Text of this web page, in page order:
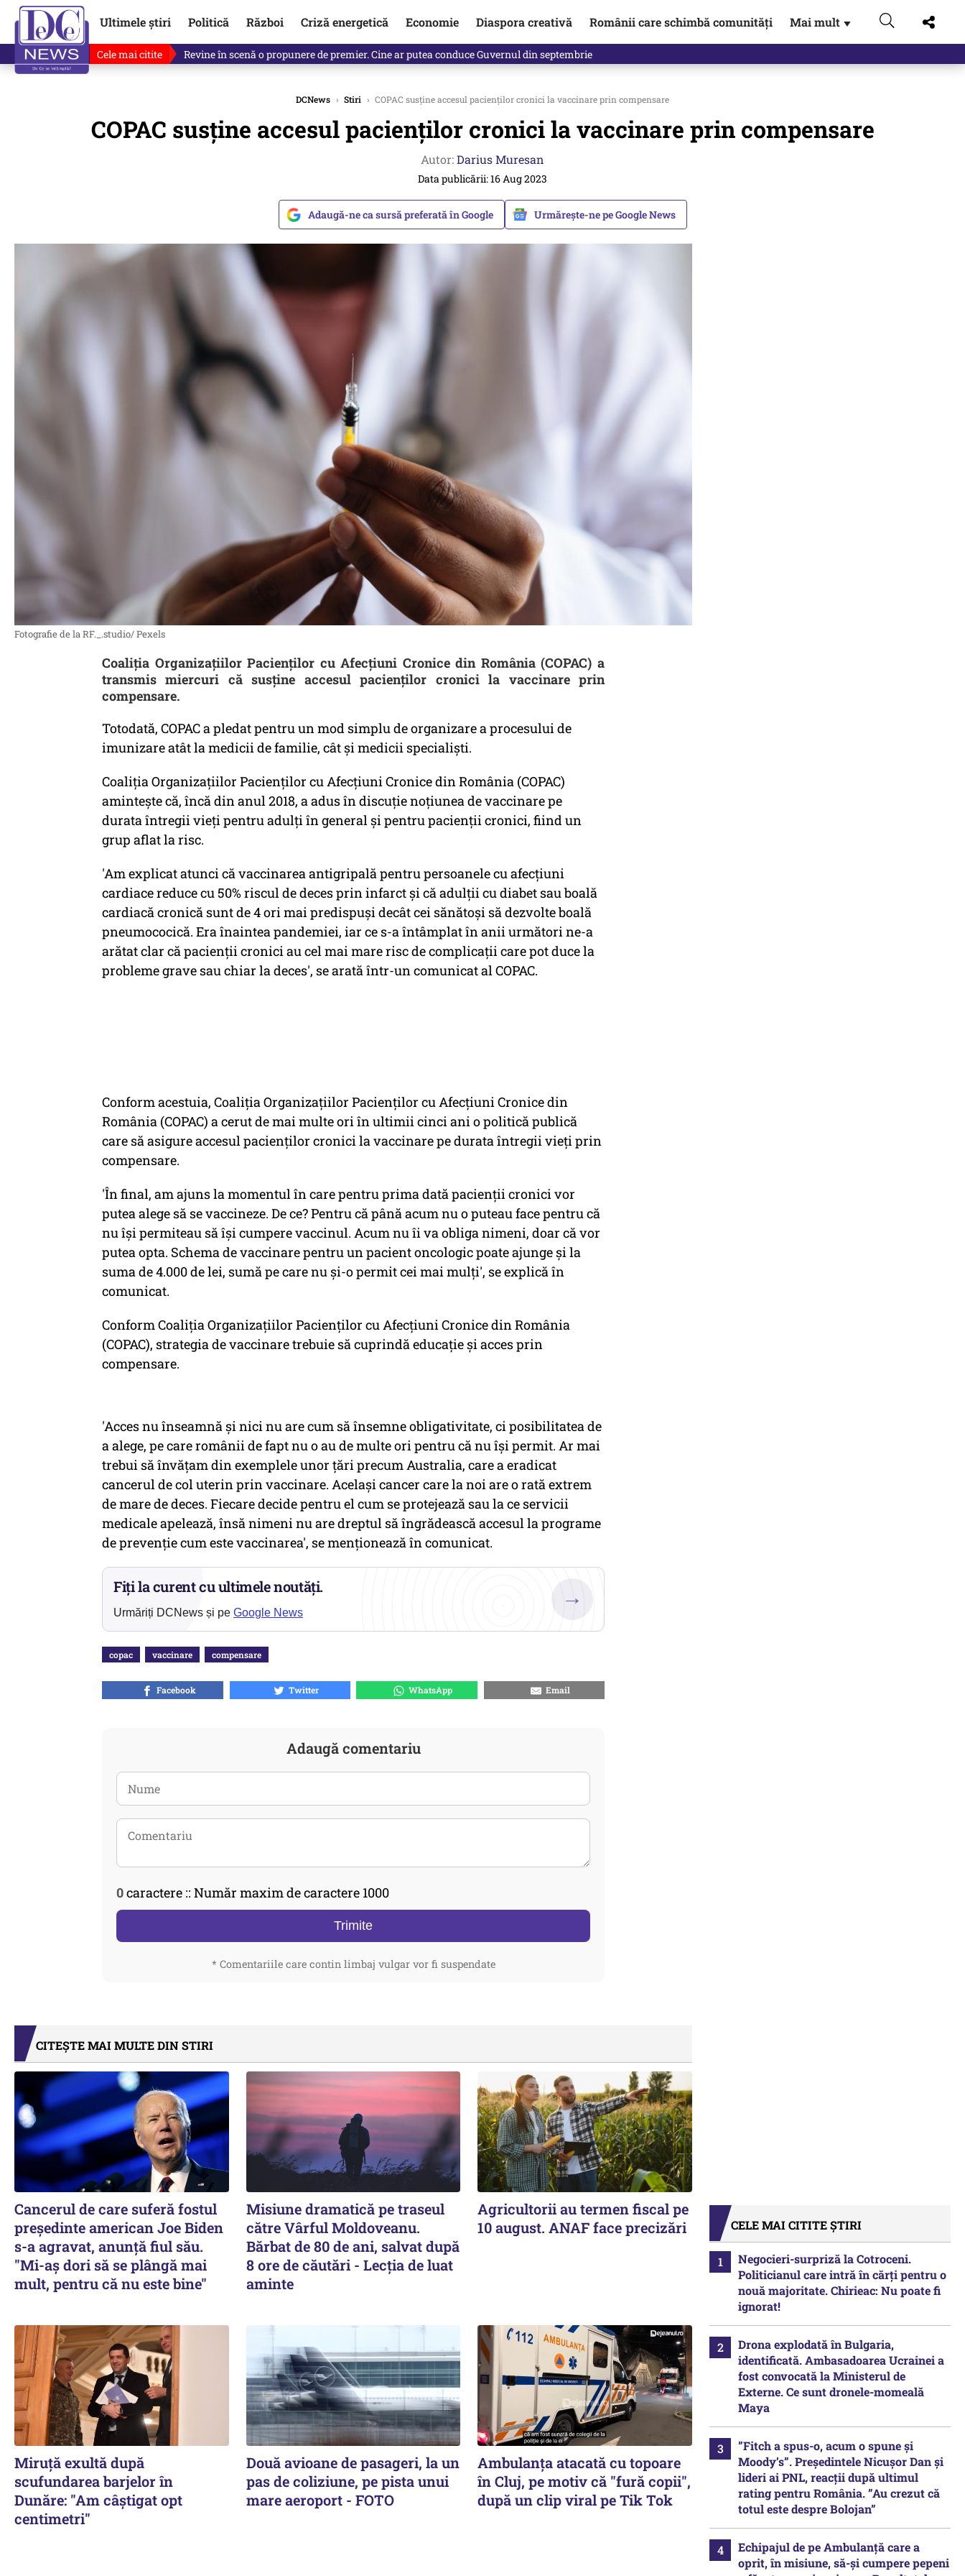
Ultimele știri Politică Război Criză energetică Economie Diaspora creativă Românii care schimbă comunități Mai mult ▼
Cele mai citite Drona explodată în Bulgaria, identificată. Ambasadoarea Ucrainei a fost convocată la Ministerul de Externe.…
DCNews › Stiri › COPAC susţine accesul pacienţilor cronici la vaccinare prin compensare
COPAC susţine accesul pacienţilor cronici la vaccinare prin compensare
Autor:Darius Muresan
Data publicării: 16 Aug 2023
Adaugă-ne ca sursă preferată în Google Urmărește-ne pe Google News
Fotografie de la RF._.studio/ Pexels
Coaliţia Organizaţiilor Pacienţilor cu Afecţiuni Cronice din România (COPAC) a
transmis miercuri că susţine accesul pacienţilor cronici la vaccinare prin
compensare.
Totodată, COPAC a pledat pentru un mod simplu de organizare a procesului de
imunizare atât la medicii de familie, cât şi medicii specialişti.
Coaliţia Organizaţiilor Pacienţilor cu Afecţiuni Cronice din România (COPAC)
aminteşte că, încă din anul 2018, a adus în discuţie noţiunea de vaccinare pe
durata întregii vieţi pentru adulţi în general şi pentru pacienţii cronici, fiind un
grup aflat la risc.
'Am explicat atunci că vaccinarea antigripală pentru persoanele cu afecţiuni
cardiace reduce cu 50% riscul de deces prin infarct şi că adulţii cu diabet sau boală
cardiacă cronică sunt de 4 ori mai predispuşi decât cei sănătoşi să dezvolte boală
pneumococică. Era înaintea pandemiei, iar ce s-a întâmplat în anii următori ne-a
arătat clar că pacienţii cronici au cel mai mare risc de complicaţii care pot duce la
probleme grave sau chiar la deces', se arată într-un comunicat al COPAC.
Conform acestuia, Coaliţia Organizaţiilor Pacienţilor cu Afecţiuni Cronice din
România (COPAC) a cerut de mai multe ori în ultimii cinci ani o politică publică
care să asigure accesul pacienţilor cronici la vaccinare pe durata întregii vieţi prin
compensare.
'În final, am ajuns la momentul în care pentru prima dată pacienţii cronici vor
putea alege să se vaccineze. De ce? Pentru că până acum nu o puteau face pentru că
nu îşi permiteau să îşi cumpere vaccinul. Acum nu îi va obliga nimeni, doar că vor
putea opta. Schema de vaccinare pentru un pacient oncologic poate ajunge şi la
suma de 4.000 de lei, sumă pe care nu şi-o permit cei mai mulţi', se explică în
comunicat.
Conform Coaliţia Organizaţiilor Pacienţilor cu Afecţiuni Cronice din România
(COPAC), strategia de vaccinare trebuie să cuprindă educaţie şi acces prin
compensare.
'Acces nu înseamnă şi nici nu are cum să însemne obligativitate, ci posibilitatea de
a alege, pe care românii de fapt nu o au de multe ori pentru că nu îşi permit. Ar mai
trebui să învăţam din exemplele unor ţări precum Australia, care a eradicat
cancerul de col uterin prin vaccinare. Acelaşi cancer care la noi are o rată extrem
de mare de deces. Fiecare decide pentru el cum se protejează sau la ce servicii
medicale apelează, însă nimeni nu are dreptul să îngrădească accesul la programe
de prevenţie cum este vaccinarea', se menţionează în comunicat.
Fiți la curent cu ultimele noutăți.
Urmăriți DCNews și pe Google News
→
copac vaccinare compensare
Facebook Twitter WhatsApp Email
Adaugă comentariu
0caractere :: Număr maxim de caractere 1000
Trimite
* Comentariile care contin limbaj vulgar vor fi suspendate
CITEȘTE MAI MULTE DIN STIRI
Cancerul de care suferă fostul
preşedinte american Joe Biden
s-a agravat, anunță fiul său.
"Mi-aș dori să se plângă mai
mult, pentru că nu este bine"
Misiune dramatică pe traseul
către Vârful Moldoveanu.
Bărbat de 80 de ani, salvat după
8 ore de căutări - Lecția de luat
aminte
Agricultorii au termen fiscal pe
10 august. ANAF face precizări
Miruță exultă după
scufundarea barjelor în
Dunăre: "Am câștigat opt
centimetri"
Două avioane de pasageri, la un
pas de coliziune, pe pista unui
mare aeroport - FOTO
Ambulanța atacată cu topoare
în Cluj, pe motiv că "fură copii",
după un clip viral pe Tik Tok
CELE MAI CITITE ȘTIRI
Negocieri-surpriză la Cotroceni.
Politicianul care intră în cărți pentru o
nouă majoritate. Chirieac: Nu poate fi
ignorat!
Drona explodată în Bulgaria,
identificată. Ambasadoarea Ucrainei a
fost convocată la Ministerul de
Externe. Ce sunt dronele-momeală
Maya
”Fitch a spus-o, acum o spune și
Moody’s”. Președintele Nicușor Dan și
lideri ai PNL, reacții după ultimul
rating pentru România. ”Au crezut că
totul este despre Bolojan”
Echipajul de pe Ambulanță care a
oprit, în misiune, să-și cumpere pepeni